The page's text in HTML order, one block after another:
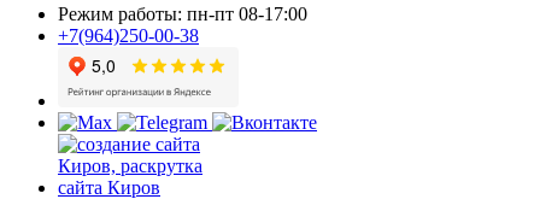
Режим работы: пн-пт 08-17:00
+7(964)250-00-38